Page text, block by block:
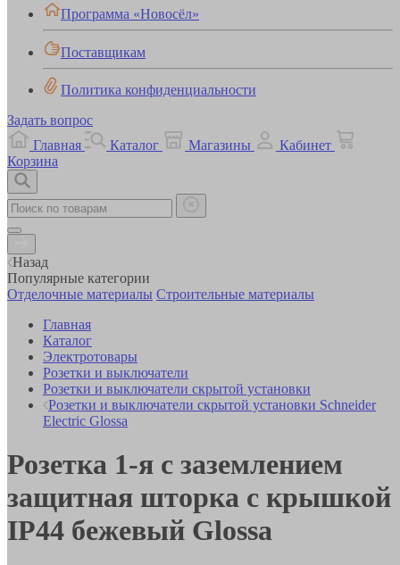
Программа «Новосёл»
Поставщикам
Политика конфиденциальности
Задать вопрос
Главная
Каталог Магазины
Кабинет
Корзина
Назад
Популярные категории
Отделочные материалы Строительные материалы
Главная
Каталог
Электротовары
Розетки и выключатели
Розетки и выключатели скрытой установки
Розетки и выключатели скрытой установки Schneider
Electric Glossa
Розетка 1-я с заземлением
защитная шторка с крышкой
IP44 бежевый Glossa